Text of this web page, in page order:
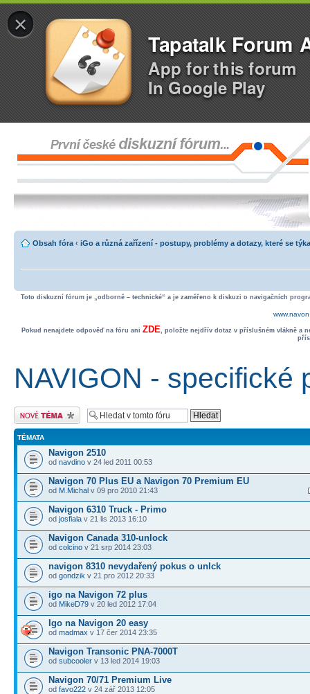
×
Tapatalk Forum
App for this forum
In Google Play
Obsah fóra ‹ iGo a různá zařízení - postupy, problémy a dotazy, které se
Toto diskuzní fórum je „odborně – technické“ a je zaměřeno k diskuzi o navigačních
Pokud nenajdete odpověď na fóru ani ZDE, položte nejdřív dotaz v příslušném vlákně a
NAVIGON - specifické
Odeslat nové téma
TÉMATA
Navigon 2510
od navdino v 24 led 2011 00:53
Navigon 70 Plus EU a Navigon 70 Premium EU
od M.Michal v 09 pro 2010 21:43
Navigon 6310 Truck - Primo
od josfiala v 21 lis 2013 16:10
Navigon Canada 310-unlock
od colcino v 21 srp 2014 23:03
navigon 8310 nevydařený pokus o unlck
od gondzik v 21 pro 2012 20:33
igo na Navigon 72 plus
od MikeD79 v 20 led 2012 17:04
Igo na Navigon 20 easy
od madmax v 17 čer 2014 23:35
Navigon Transonic PNA-7000T
od subcooler v 13 led 2014 19:03
Navigon 70/71 Premium Live
od favo222 v 24 zář 2013 12:05